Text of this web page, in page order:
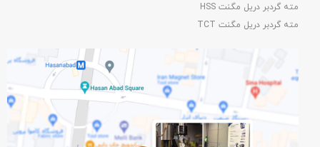
مته گردبر دریل مگنت HSS
مته گردبر دریل مگنت TCT